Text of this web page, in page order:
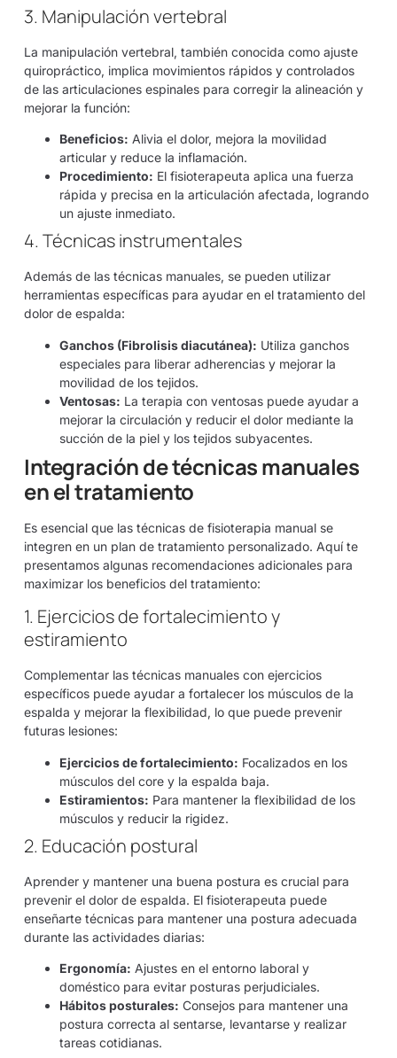
3. Manipulación vertebral
La manipulación vertebral, también conocida como ajuste
quiropráctico, implica movimientos rápidos y controlados
de las articulaciones espinales para corregir la alineación y
mejorar la función:
Beneficios: Alivia el dolor, mejora la movilidad
articular y reduce la inflamación.
Procedimiento: El fisioterapeuta aplica una fuerza
rápida y precisa en la articulación afectada, logrando
un ajuste inmediato.
4. Técnicas instrumentales
Además de las técnicas manuales, se pueden utilizar
herramientas específicas para ayudar en el tratamiento del
dolor de espalda:
Ganchos (Fibrolisis diacutánea): Utiliza ganchos
especiales para liberar adherencias y mejorar la
movilidad de los tejidos.
Ventosas: La terapia con ventosas puede ayudar a
mejorar la circulación y reducir el dolor mediante la
succión de la piel y los tejidos subyacentes.
Integración de técnicas manuales
en el tratamiento
Es esencial que las técnicas de fisioterapia manual se
integren en un plan de tratamiento personalizado. Aquí te
presentamos algunas recomendaciones adicionales para
maximizar los beneficios del tratamiento:
1. Ejercicios de fortalecimiento y
estiramiento
Complementar las técnicas manuales con ejercicios
específicos puede ayudar a fortalecer los músculos de la
espalda y mejorar la flexibilidad, lo que puede prevenir
futuras lesiones:
Ejercicios de fortalecimiento: Focalizados en los
músculos del core y la espalda baja.
Estiramientos: Para mantener la flexibilidad de los
músculos y reducir la rigidez.
2. Educación postural
Aprender y mantener una buena postura es crucial para
prevenir el dolor de espalda. El fisioterapeuta puede
enseñarte técnicas para mantener una postura adecuada
durante las actividades diarias:
Ergonomía: Ajustes en el entorno laboral y
doméstico para evitar posturas perjudiciales.
Hábitos posturales: Consejos para mantener una
postura correcta al sentarse, levantarse y realizar
tareas cotidianas.